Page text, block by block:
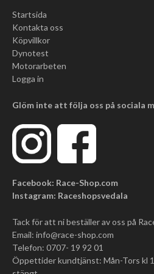
Startsida
Kontakta oss
Köpvillkor
Dynotest
Motorarbeten
Logga in
Glöm inte att följa oss på sociala
Facebook: Race-Shop.com
Instagram: Raceshopsvedala
Tack för att ni beställer av oss på
Email: info@race-shop.com
Telefon: 0707- 19 92 01
Öppettider kundtjänst: Mån-Tors kl